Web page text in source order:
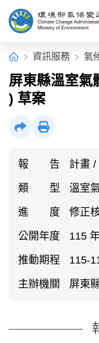
首頁資訊服務 氣
屏東縣溫室氣
) 草案
報 告 計畫 /
類 型 溫室
進 度 修正
公開年度 115
推動期程 115-
主辦機關 屏東